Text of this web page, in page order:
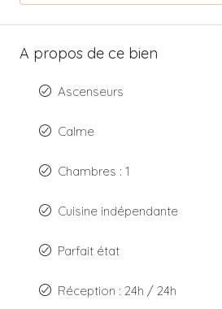
A propos de ce bien
Ascenseurs
Calme
Chambres : 1
Cuisine indépendante
Parfait état
Réception : 24h / 24h